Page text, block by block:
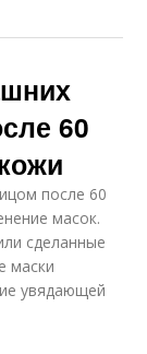
60
после 60
масок.
сделанные
маски
увядающей